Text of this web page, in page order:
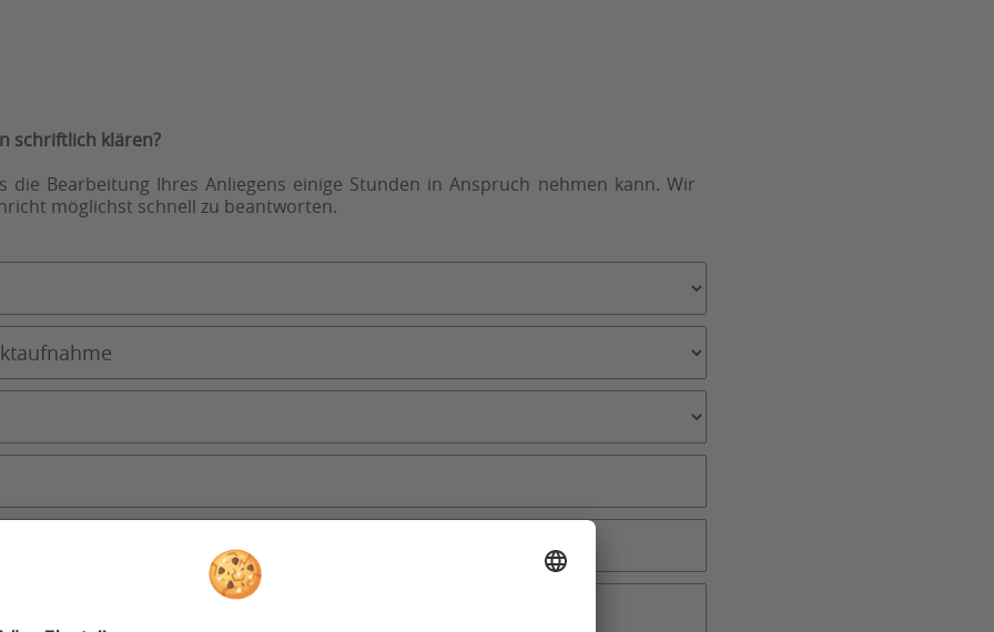
schriftlich klären?
die Bearbeitung Ihres Anliegens einige Stunden in Anspruch nehmen kann. Wir
möglichst schnell zu beantworten.